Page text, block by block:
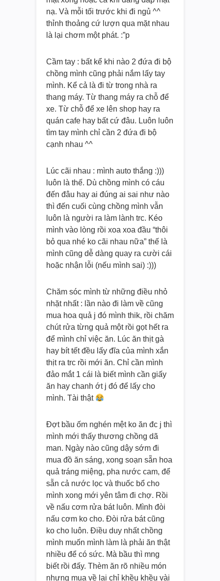
nạ. Và mỗi tối trước khi đi ngủ ^^
thỉnh thoảng cứ lượn qua mặt nhau
là lại chơm một phát. :”p
Cầm tay : bất kể khi nào 2 đứa đi bộ
chồng mình cũng phải nắm lấy tay
mình. Kể cả là đi từ trong nhà ra
thang máy. Từ thang máy ra chỗ để
xe. Từ chỗ để xe lên shop hay ra
quán cafe hay bất cứ đâu. Luôn luôn
tìm tay mình chỉ cần 2 đứa đi bộ
cạnh nhau ^^
Lúc cãi nhau : mình auto thắng :)))
luôn là thế. Dù chồng mình có cáu
đến đâu hay ai đúng ai sai như nào
thì đến cuối cùng chồng mình vẫn
luôn là người ra làm lành trc. Kéo
mình vào lòng rồi xoa xoa đầu “thôi
bỏ qua nhé ko cãi nhau nữa” thế là
mình cũng dễ dàng quay ra cười cái
hoặc nhận lỗi (nếu mình sai) :)))
Chăm sóc mình từ những điều nhỏ
nhặt nhất : lần nào đi làm về cũng
mua hoa quả j đó mình thik, rồi chăm
chút rửa từng quả một rồi gọt hết ra
để mình chỉ việc ăn. Lúc ăn thịt gà
hay bít tết đều lấy đĩa của mình xắn
thịt ra trc rồi mới ăn. Chỉ cần mình
đảo mắt 1 cái là biết mình cần giấy
ăn hay chanh ớt j đó để lấy cho
mình. Tài thật
Đợt bầu ốm nghén mệt ko ăn đc j thì
mình mới thấy thương chồng dã
man. Ngày nào cũng dậy sớm đi
mua đồ ăn sáng, xong soạn sẵn hoa
quả tráng miệng, pha nước cam, để
sẵn cả nước lọc và thuốc bổ cho
mình xong mới yên tâm đi chợ. Rồi
về nấu cơm rửa bát luôn. Mình đòi
nấu cơm ko cho. Đòi rửa bát cũng
ko cho luôn. Điều duy nhất chồng
mình muốn mình làm là phải ăn thật
nhiều để có sức. Mà bầu thì mng
biết rồi đấy. Thèm ăn rõ nhiều món
nhưng mua về lại chỉ khều khều vài